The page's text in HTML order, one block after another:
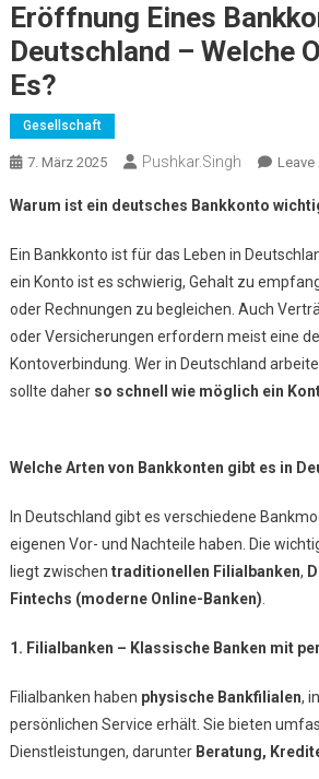
Eröffnung Eines
Deutschland – Welche
Es?
Gesellschaft
7. März 2025 Pushkar.singh Leave
Warum ist ein deutsches Bankkonto
Ein Bankkonto ist für das Leben in
ein Konto ist es schwierig, Gehalt zu
oder Rechnungen zu begleichen. Auch
oder Versicherungen erfordern meist eine
Kontoverbindung. Wer in Deutschland
sollte daher so schnell wie möglich ein
Welche Arten von Bankkonten gibt es in
In Deutschland gibt es verschiedene
eigenen Vor- und Nachteile haben. Die
liegt zwischen traditionellen Filialbanken,
Fintechs (moderne Online-Banken)
1. Filialbanken – Klassische Banken mit
Filialbanken haben physische Bankfilialen,
persönlichen Service erhält. Sie bieten
Dienstleistungen, darunter Beratung,